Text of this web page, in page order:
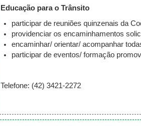
Educação para o Trânsito
participar de reuniões quinzenais da
providenciar os encaminhamentos
encaminhar/ orientar/ acompanhar
participar de eventos/ formação
Telefone: (42) 3421-2272